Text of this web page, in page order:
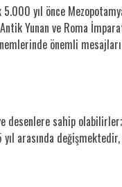
5.000 yıl önce
Yunan ve Roma
önemli
desenlere sahip
arasında değişmektedir,